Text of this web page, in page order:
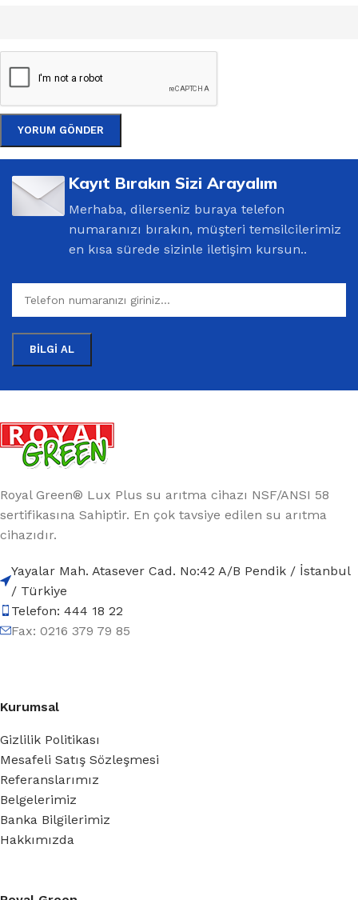
Kayıt Bırakın Sizi Arayalım
Merhaba, dilerseniz buraya telefon
numaranızı bırakın, müşteri temsilcilerimiz
en kısa sürede sizinle iletişim kursun..
Royal Green® Lux Plus su arıtma cihazı NSF/ANSI 58
sertifikasına Sahiptir. En çok tavsiye edilen su arıtma
cihazıdır.
Yayalar Mah. Atasever Cad. No:42 A/B Pendik / İstanbul
/ Türkiye
Telefon: 444 18 22
Fax: 0216 379 79 85
Kurumsal
Gizlilik Politikası
Mesafeli Satış Sözleşmesi
Referanslarımız
Belgelerimiz
Banka Bilgilerimiz
Hakkımızda